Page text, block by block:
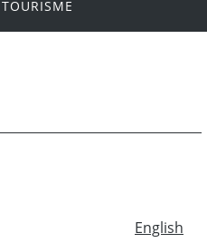
TOURISME
English